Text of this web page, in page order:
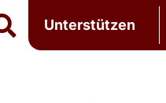
Unterstützen